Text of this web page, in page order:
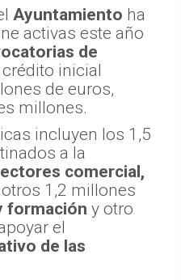
Ayuntamiento ha
activas este año
de
inicial
de euros,
millones.
incluyen los 1,5
a la
comercial,
otros 1,2 millones
formación y otro
el
de las